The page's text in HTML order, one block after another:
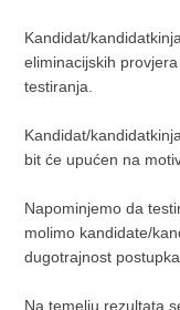
Kandidat/
eliminacijskih
testiranja.
Kandidat/
bit će upućen na
Napominjemo da
molimo kandidate/
dugotrajnost
Na temelju rezultata